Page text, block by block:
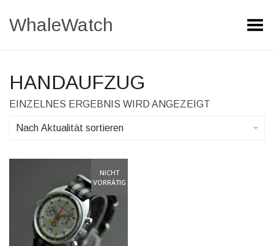
WhaleWatch Toggle Menu
HANDAUFZUG
EINZELNES ERGEBNIS WIRD ANGEZEIGT
Nach Aktualität sortieren
NICHT
VORRÄTIG